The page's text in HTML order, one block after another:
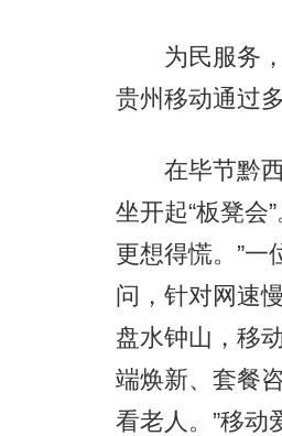
为民服务，
贵州移动通过
在毕节黔西
坐开起“板凳会
更想得慌。”
问，针对网速
盘水钟山，移
端焕新、套餐
看老人。”移动